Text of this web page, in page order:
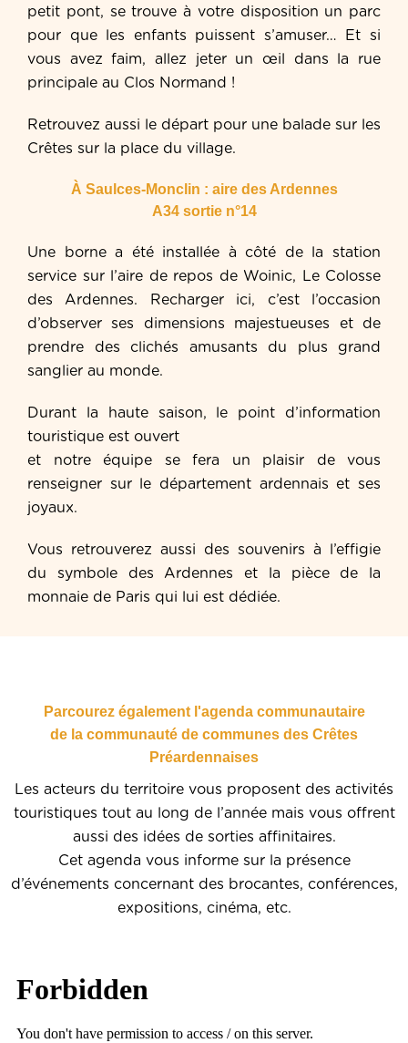
petit pont, se trouve à votre disposition un parc
pour que les enfants puissent s’amuser… Et si
vous avez faim, allez jeter un œil dans la rue
principale au Clos Normand !
Retrouvez aussi le départ pour une balade sur les
Crêtes sur la place du village.
À Saulces-Monclin : aire des Ardennes
A34 sortie n°14
Une borne a été installée à côté de la station
service sur l’aire de repos de Woinic, Le Colosse
des Ardennes. Recharger ici, c’est l’occasion
d’observer ses dimensions majestueuses et de
prendre des clichés amusants du plus grand
sanglier au monde.
Durant la haute saison, le point d’information
touristique est ouvert
et notre équipe se fera un plaisir de vous
renseigner sur le département ardennais et ses
joyaux.
Vous retrouverez aussi des souvenirs à l’effigie
du symbole des Ardennes et la pièce de la
monnaie de Paris qui lui est dédiée.
Parcourez également l'agenda communautaire
de la communauté de communes des Crêtes
Préardennaises
Les acteurs du territoire vous proposent des activités
touristiques tout au long de l’année mais vous offrent
aussi des idées de sorties affinitaires.
Cet agenda vous informe sur la présence
d’événements concernant des brocantes, conférences,
expositions, cinéma, etc.